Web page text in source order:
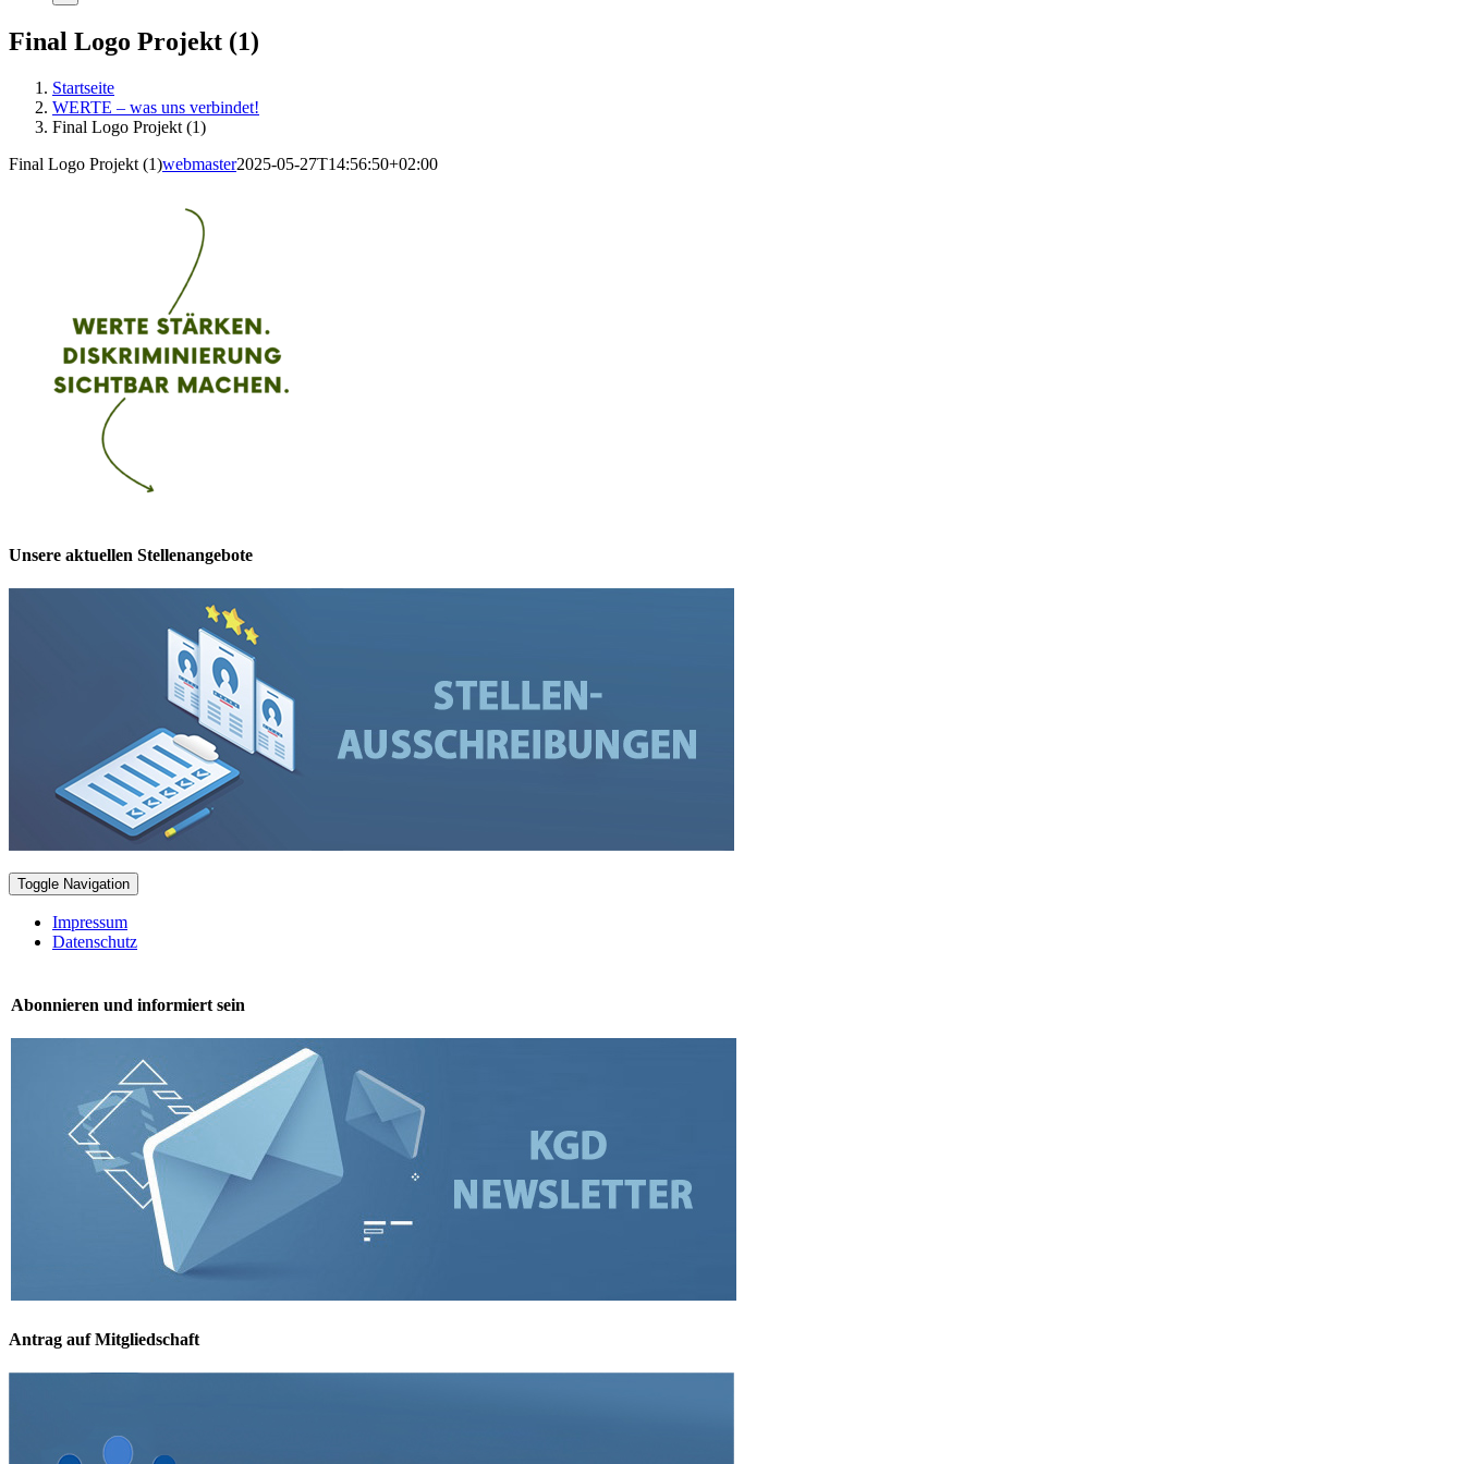
Final Logo Projekt (1)
Startseite
WERTE – was uns verbindet!
Final Logo Projekt (1)
Final Logo Projekt (1)webmaster2025-05-27T14:56:50+02:00
Unsere aktuellen Stellenangebote
Toggle Navigation
Impressum
Datenschutz
Abonnieren und informiert sein
Antrag auf Mitgliedschaft